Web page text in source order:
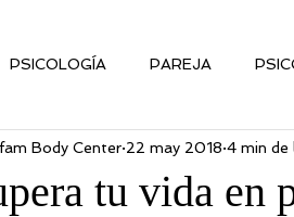
PSICOLOGÍA PAREJA
Trastornos Terapia
tu vida en
Body Center 22 may 2018 4 min de